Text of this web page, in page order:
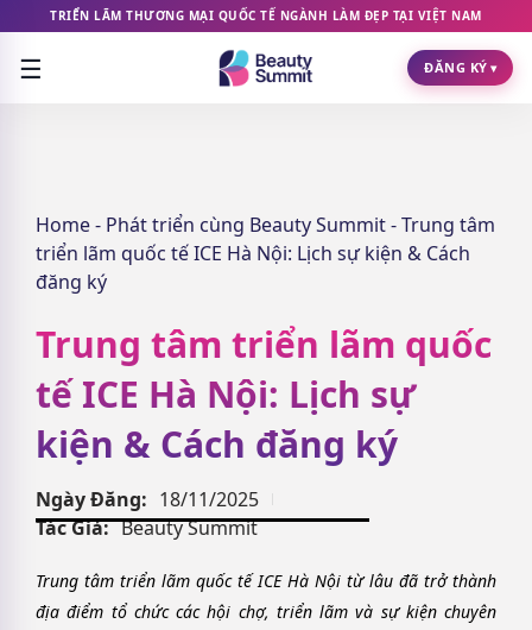
TRIỂN LÃM THƯƠNG MẠI QUỐC TẾ NGÀNH LÀM ĐẸP TẠI VIỆT NAM
☰ ĐĂNG KÝ ▾
Home- Phát triển cùng Beauty Summit-Trung tâm
triển lãm quốc tế ICE Hà Nội: Lịch sự kiện & Cách
đăng ký
Trung tâm triển lãm quốc
tế ICE Hà Nội: Lịch sự
kiện & Cách đăng ký
Ngày Đăng: 18/11/2025
Tác Giả: Beauty Summit
Trung tâm triển lãm quốc tế ICE Hà Nội từ lâu đã trở thành
địa điểm tổ chức các hội chợ, triển lãm và sự kiện chuyên